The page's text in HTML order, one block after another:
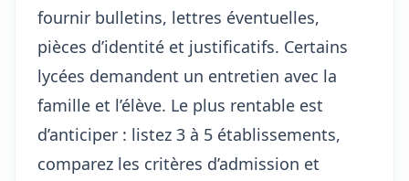
fournir bulletins, lettres éventuelles,
pièces d’identité et justificatifs. Certains
lycées demandent un entretien avec la
famille et l’élève. Le plus rentable est
d’anticiper : listez 3 à 5 établissements,
comparez les critères d’admission et